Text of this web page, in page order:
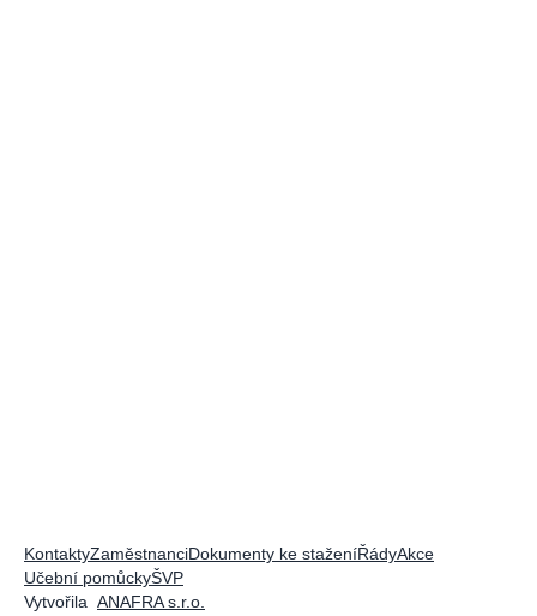
KontaktyZaměstnanciDokumenty ke staženíŘádyAkce
Učební pomůckyŠVP
Vytvořila ANAFRA s.r.o.